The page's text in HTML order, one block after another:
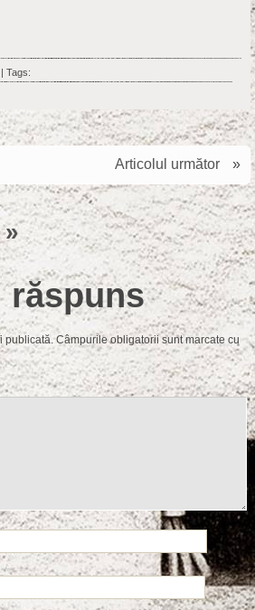
| Tags:
Articolul următor »
»
răspuns
publicată.Câmpurile obligatorii sunt marcate cu